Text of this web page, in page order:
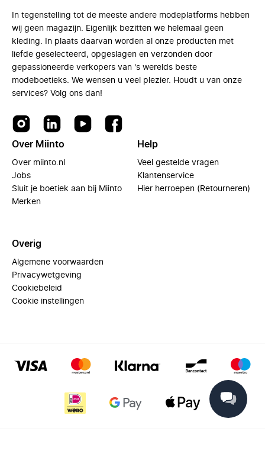
In tegenstelling tot de meeste andere modeplatforms hebben
wij geen magazijn. Eigenlijk bezitten we helemaal geen
kleding. In plaats daarvan worden al onze producten met
liefde geselecteerd, opgeslagen en verzonden door
gepassioneerde verkopers van 's werelds beste
modeboetieks. We wensen u veel plezier. Houdt u van onze
services? Volg ons dan!
Over Miinto
Over miinto.nl
Jobs
Sluit je boetiek aan bij Miinto
Merken
Help
Veel gestelde vragen
Klantenservice
Hier herroepen (Retourneren)
Overig
Algemene voorwaarden
Privacywetgeving
Cookiebeleid
Cookie instellingen